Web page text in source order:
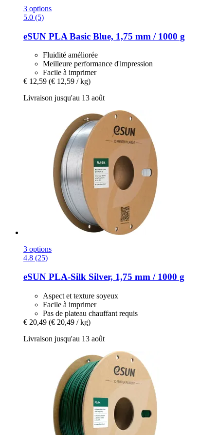
3 options
5.0 (5)
eSUN PLA Basic Blue, 1,75 mm / 1000 g
Fluidité améliorée
Meilleure performance d'impression
Facile à imprimer
€ 12,59 (€ 12,59 / kg)
Livraison jusqu'au 13 août
3 options
4.8 (25)
eSUN PLA-​Silk Silver, 1,75 mm / 1000 g
Aspect et texture soyeux
Facile à imprimer
Pas de plateau chauffant requis
€ 20,49 (€ 20,49 / kg)
Livraison jusqu'au 13 août